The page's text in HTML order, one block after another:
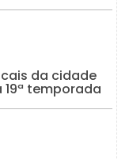
da cidade
temporada